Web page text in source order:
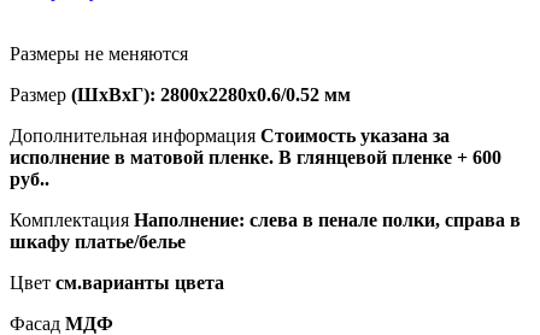
Размеры не меняются
Размер (ШхВхГ): 2800х2280х0.6/0.52 мм
Дополнительная информация Стоимость указана за
исполнение в матовой пленке. В глянцевой пленке + 600
руб..
Комплектация Наполнение: слева в пенале полки, справа в
шкафу платье/белье
Цвет см.варианты цвета
Фасад МДФ